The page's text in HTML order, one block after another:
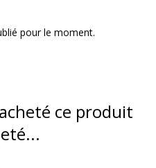
pour le moment.
ce produit